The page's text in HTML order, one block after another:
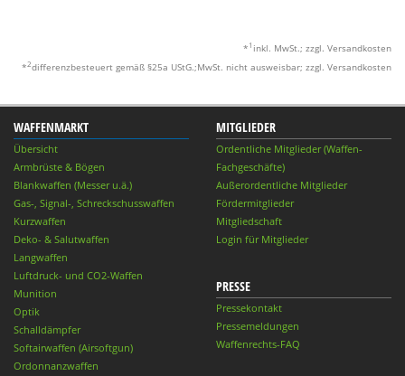
* 1 inkl. MwSt.; zzgl. Versandkosten
*2differenzbesteuert gemäß §25a UStG.;MwSt. nicht ausweisbar; zzgl. Versandkosten
WAFFENMARKT
Übersicht
Armbrüste & Bögen
Blankwaffen (Messer u.ä.)
Gas-, Signal-, Schreckschusswaffen
Kurzwaffen
Deko- & Salutwaffen
Langwaffen
Luftdruck- und CO2-Waffen
Munition
Optik
Schalldämpfer
Softairwaffen (Airsoftgun)
Ordonnanzwaffen
MITGLIEDER
Ordentliche Mitglieder (Waffen-
Fachgeschäfte)
Außerordentliche Mitglieder
Fördermitglieder
Mitgliedschaft
Login für Mitglieder
PRESSE
Pressekontakt
Pressemeldungen
Waffenrechts-FAQ